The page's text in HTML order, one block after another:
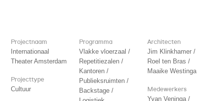
Projectnaam
Internationaal
Theater Amsterdam
Projecttype
Cultuur
Programma
Vlakke vloerzaal /
Repetitiezalen /
Kantoren /
Publieksruimten /
Backstage /
Architecten
Jim Klinkhamer /
Roel ten Bras /
Maaike Westinga
Medewerkers
Yvan Veninga /